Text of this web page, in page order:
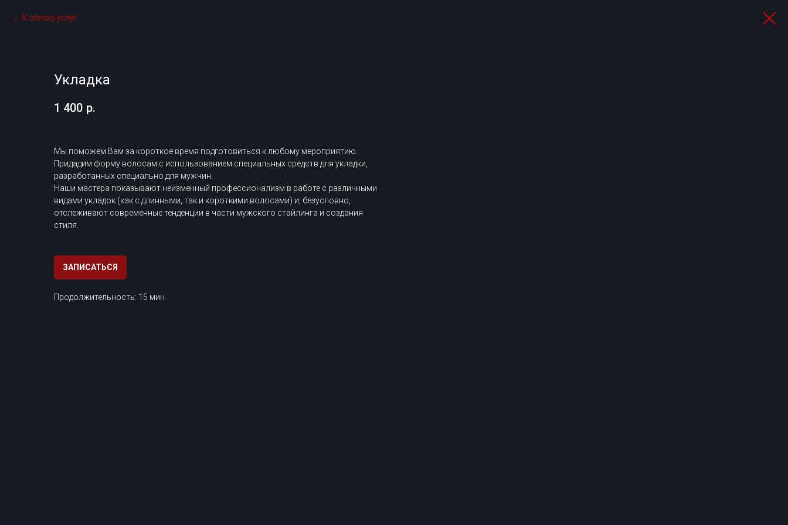
К списку услуг
Укладка
1 400 р.
Мы поможем Вам за короткое время подготовиться к любому мероприятию.
Придадим форму волосам с использованием специальных средств для укладки,
разработанных специально для мужчин.
Наши мастера показывают неизменный профессионализм в работе с различными
видами укладок (как с длинными, так и короткими волосами) и, безусловно,
отслеживают современные тенденции в части мужского стайлинга и создания
стиля.
ЗАПИСАТЬСЯ
Продолжительность: 15 мин.